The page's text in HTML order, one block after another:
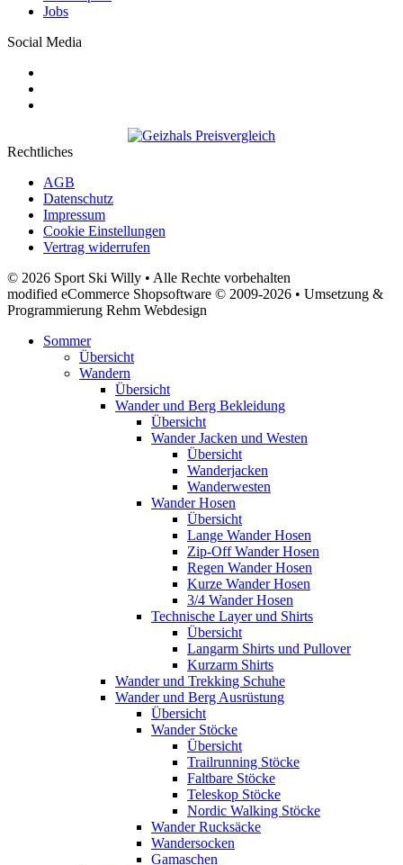
Jobs
Social Media
Rechtliches
AGB
Datenschutz
Impressum
Cookie Einstellungen
Vertrag widerrufen
© 2026 Sport Ski Willy • Alle Rechte vorbehalten
modified eCommerce Shopsoftware © 2009-2026 • Umsetzung &
Programmierung Rehm Webdesign
Sommer
Übersicht
Wandern
Übersicht
Wander und Berg Bekleidung
Übersicht
Wander Jacken und Westen
Übersicht
Wanderjacken
Wanderwesten
Wander Hosen
Übersicht
Lange Wander Hosen
Zip-Off Wander Hosen
Regen Wander Hosen
Kurze Wander Hosen
3/4 Wander Hosen
Technische Layer und Shirts
Übersicht
Langarm Shirts und Pullover
Kurzarm Shirts
Wander und Trekking Schuhe
Wander und Berg Ausrüstung
Übersicht
Wander Stöcke
Übersicht
Trailrunning Stöcke
Faltbare Stöcke
Teleskop Stöcke
Nordic Walking Stöcke
Wander Rucksäcke
Wandersocken
Gamaschen